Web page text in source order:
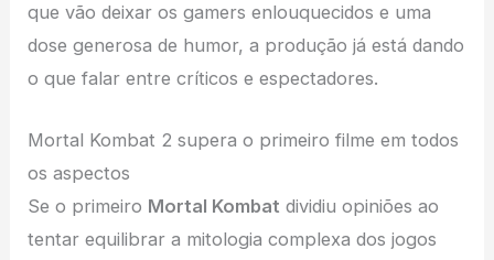
que vão deixar os gamers enlouquecidos e uma
dose generosa de humor, a produção já está dando
o que falar entre críticos e espectadores.
Mortal Kombat 2 supera o primeiro filme em todos
os aspectos
Se o primeiro Mortal Kombat dividiu opiniões ao
tentar equilibrar a mitologia complexa dos jogos